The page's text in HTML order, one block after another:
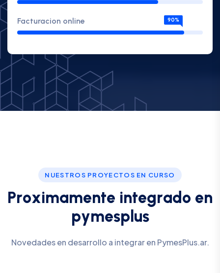
Facturacion online 90%
NUESTROS PROYECTOS EN CURSO
Proximamente integrado en
pymesp us
Novedades en desarrollo a integrar en PymesPlus.ar.